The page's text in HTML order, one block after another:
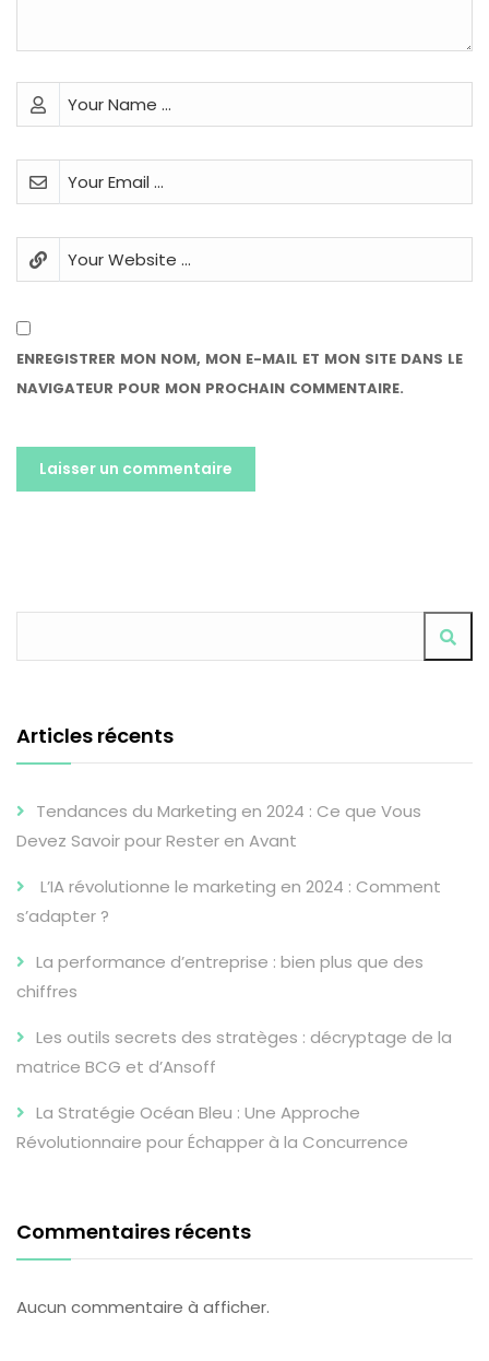
ENREGISTRER MON NOM, MON E-MAIL ET MON SITE DANS LE
NAVIGATEUR POUR MON PROCHAIN COMMENTAIRE.
Articles récents
Tendances du Marketing en 2024 : Ce que Vous
Devez Savoir pour Rester en Avant
L’IA révolutionne le marketing en 2024 : Comment
s’adapter ?
La performance d’entreprise : bien plus que des
chiffres
Les outils secrets des stratèges : décryptage de la
matrice BCG et d’Ansoff
La Stratégie Océan Bleu : Une Approche
Révolutionnaire pour Échapper à la Concurrence
Commentaires récents
Aucun commentaire à afficher.